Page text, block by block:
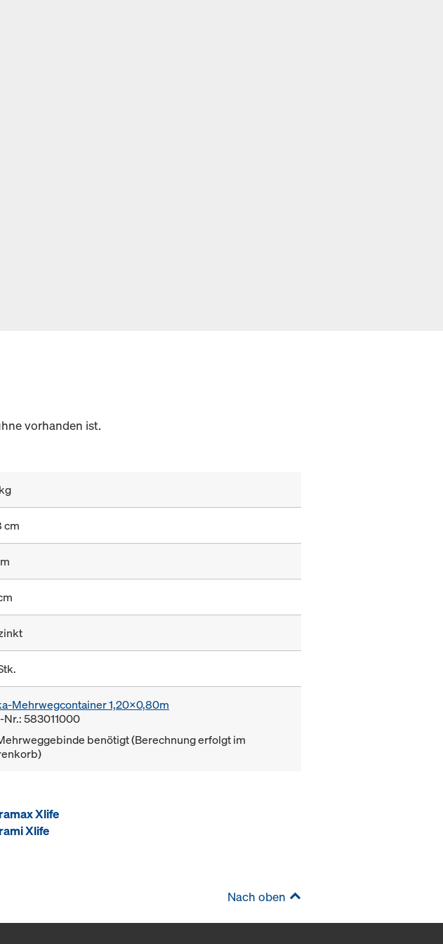
vorhanden ist.
cm
Mehrwegcontainer 1,20x0,80m
583011000
benötigt (Berechnung erfolgt im
Xlife
Xlife
Nach oben